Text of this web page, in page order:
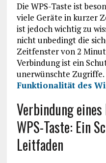
Die WPS-Taste ist
viele Geräte in kurzer
ist jedoch wichtig zu
nicht unbedingt die
Zeitfenster von 2
Verbindung ist ein
unerwünschte Zugriffe.
Funktionalität des
Verbindung
WPS-Taste: Ein
Leitfaden